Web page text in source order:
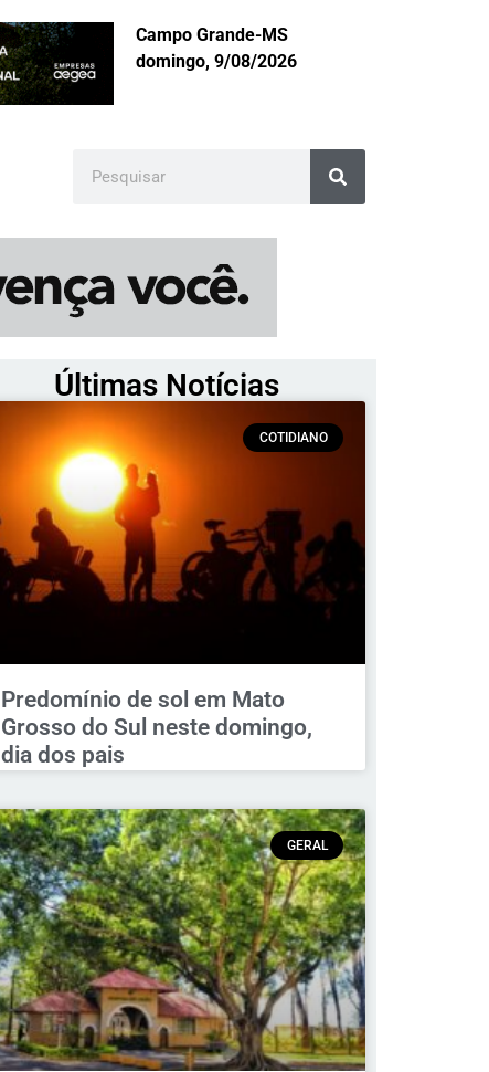
Campo Grande-MS
domingo, 9/08/2026
Últimas Notícias
COTIDIANO
Predomínio de sol em Mato
Grosso do Sul neste domingo,
dia dos pais
GERAL